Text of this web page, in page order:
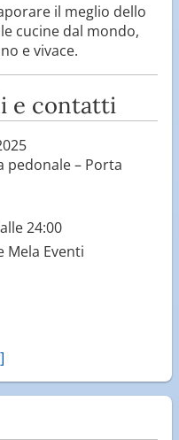
il meglio dello
cucine dal mondo,
e vivace.
e contatti
pedonale – Porta
24:00
Mela Eventi